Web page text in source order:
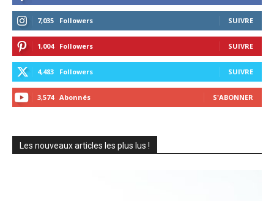
7,035 Followers SUIVRE
1,004 Followers SUIVRE
4,483 Followers SUIVRE
3,574 Abonnés S'ABONNER
Les nouveaux articles les plus lus !